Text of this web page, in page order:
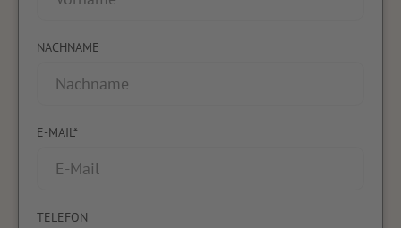
NACHNAME
E-MAIL*
TELEFON